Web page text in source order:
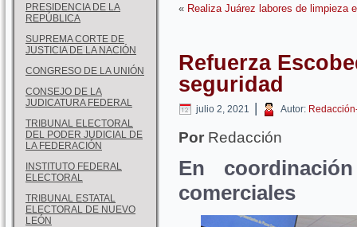
PRESIDENCIA DE LA
REPÚBLICA
SUPREMA CORTE DE
JUSTICIA DE LA NACIÓN
CONGRESO DE LA UNIÓN
CONSEJO DE LA
JUDICATURA FEDERAL
TRIBUNAL ELECTORAL
DEL PODER JUDICIAL DE
LA FEDERACIÓN
INSTITUTO FEDERAL
ELECTORAL
TRIBUNAL ESTATAL
ELECTORAL DE NUEVO
LEÓN
« Realiza Juárez labores de limpieza
Refuerza
seguridad
julio 2, 2021 | Autor:
Por Redacción
En
comerciales